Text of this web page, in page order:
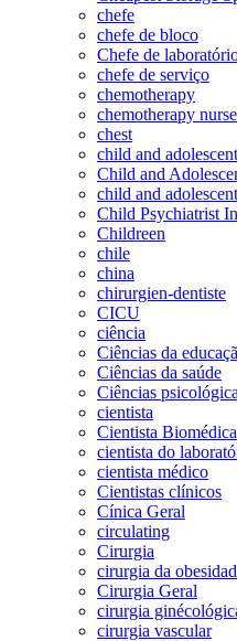
chefe
chefe de bloco
Chefe de
chefe de serviço
chemotherapy
chemotherapy nurse
chest
child and
Child and
child and
Child Psychiatrist
Childreen
chile
china
chirurgien-dentiste
CICU
ciência
Ciências da
Ciências da saúde
Ciências
cientista
Cientista Biomédica
cientista do
cientista médico
Cientistas clínicos
Cínica Geral
circulating
Cirurgia
cirurgia da
Cirurgia Geral
cirurgia
cirurgia vascular